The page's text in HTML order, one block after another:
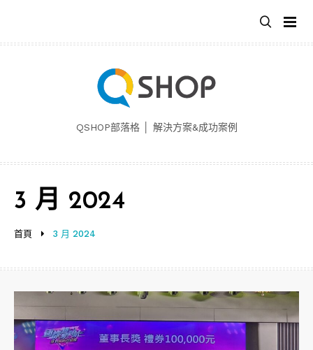
主
QSHOP部落格 │ 解決方案&成功案例
首頁 3 月 2024
3 月 2024